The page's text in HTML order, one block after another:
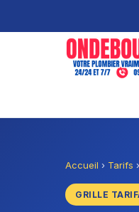
Accueil › Tarifs ›
GRILLE